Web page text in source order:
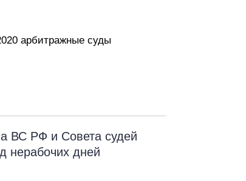
арбитражные суды
ВС РФ и Совета судей
нерабочих дней